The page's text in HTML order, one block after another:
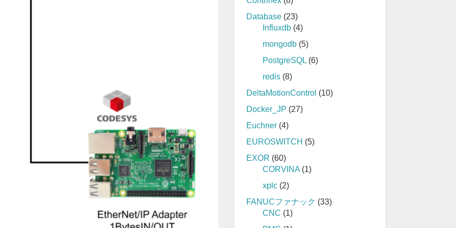
Database (23)
Influxdb (4)
mongodb (5)
PostgreSQL (6)
redis (8)
DeltaMotionControl (10)
Docker_JP (27)
Euchner (4)
EUROSWITCH (5)
EXOR (60)
CORVINA (1)
xplc (2)
FANUCファナック (33)
CNC (1)